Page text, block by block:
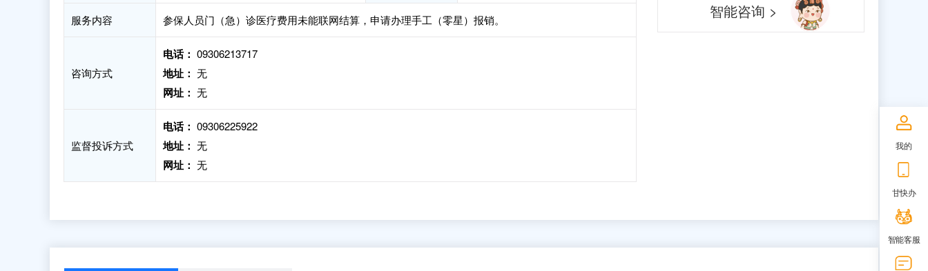
服务内容 参保人员门（急）诊医疗费用未能联网结算，申请办理手工（零星）报销。
咨询方式
电话： 09306213717
地址： 无
网址： 无
监督投诉方式
电话： 09306225922
地址： 无
网址： 无
智能咨询 >
我的
甘快办
智能客服